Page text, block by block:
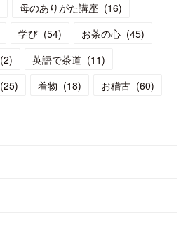
母のありがた講座 (16)
学び (54) お茶の心 (45)
(2) 英語で茶道 (11)
(25) 着物 (18) お稽古 (60)